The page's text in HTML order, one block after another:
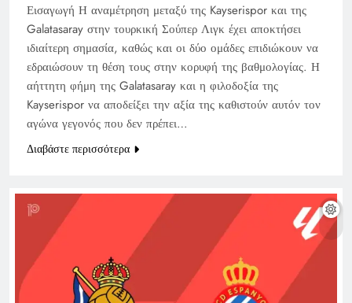
Εισαγωγή Η αναμέτρηση μεταξύ της Kayserispor και της
Galatasaray στην τουρκική Σούπερ Λιγκ έχει αποκτήσει
ιδιαίτερη σημασία, καθώς και οι δύο ομάδες επιδιώκουν να
εδραιώσουν τη θέση τους στην κορυφή της βαθμολογίας. Η
αήττητη φήμη της Galatasaray και η φιλοδοξία της
Kayserispor να αποδείξει την αξία της καθιστούν αυτόν τον
αγώνα γεγονός που δεν πρέπει…
Διαβάστε περισσότερα